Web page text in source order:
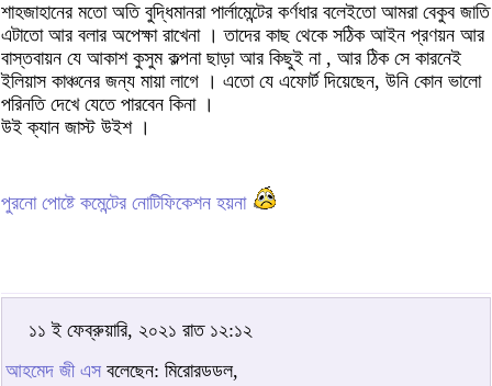
শাহজাহানের মতো অতি বুদ্ধিমানরা পার্লামেন্টের কর্ণধার বলেইতো আমরা বেকুব জাতি
এটাতো আর বলার অপেক্ষা রাখেনা । তাদের কাছ থেকে সঠিক আইন প্রণয়ন আর
বাস্তবায়ন যে আকাশ কুসুম কল্পনা ছাড়া আর কিছুই না , আর ঠিক সে কারনেই
ইলিয়াস কাঞ্চনের জন্য মায়া লাগে । এতো যে এফোর্ট দিয়েছেন, উনি কোন ভালো
পরিনতি দেখে যেতে পারবেন কিনা ।
উই ক্যান জাস্ট উইশ ।
পুরনো পোষ্টে কমেন্টের নোটিফিকেশন হয়না
১১ ই ফেব্রুয়ারি, ২০২১ রাত ১২:১২
আহমেদ জী এস বলেছেন: মিরোরডডল,